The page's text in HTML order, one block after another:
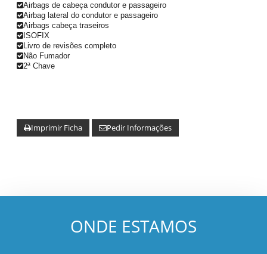
Airbags de cabeça condutor e passageiro
Airbag lateral do condutor e passageiro
Airbags cabeça traseiros
ISOFIX
Livro de revisões completo
Não Fumador
2ª Chave
Imprimir Ficha Pedir Informações
ONDE ESTAMOS